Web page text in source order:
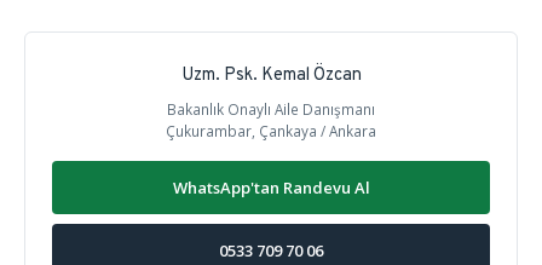
Uzm. Psk. Kemal Özcan
Bakanlık Onaylı Aile Danışmanı
Çukurambar, Çankaya / Ankara
WhatsApp'tan Randevu Al
0533 709 70 06